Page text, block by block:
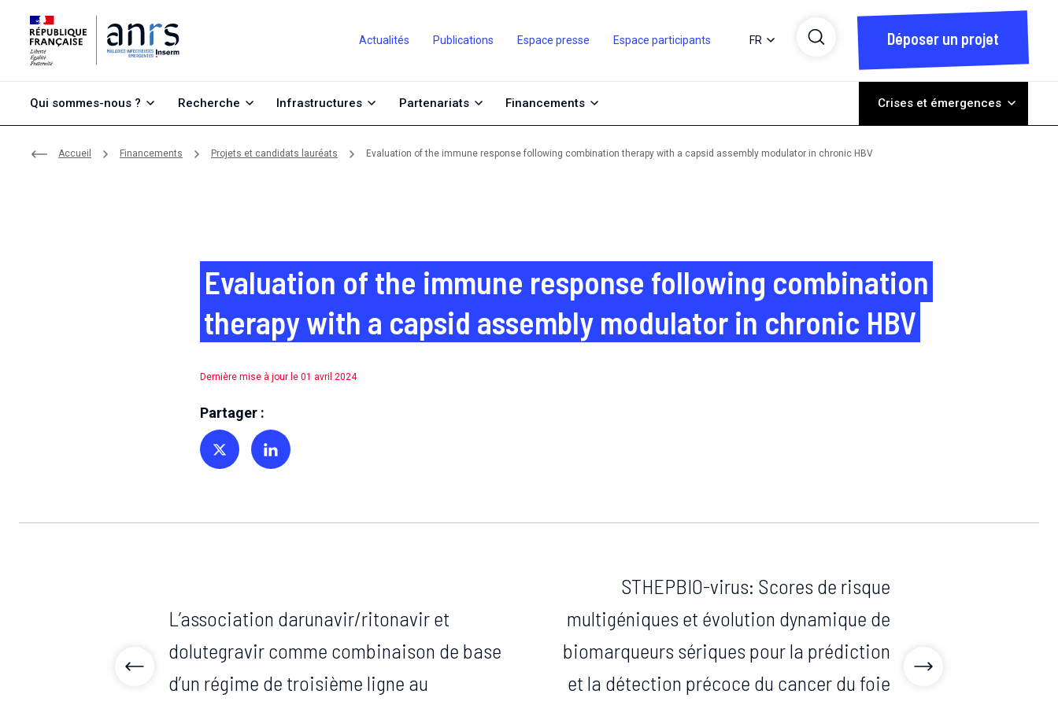
Actualités Publications Espace presse Espace participants FR Déposer un projet
Qui sommes-nous ? Recherche Infrastructures Partenariats Financements Crises et émergences
Accueil Financements Projets et candidats lauréats Evaluation of the immune response following combination therapy with a capsid assembly modulator in chronic HBV
Evaluation of the immune response following combination
therapy with a capsid assembly modulator in chronic HBV
Dernière mise à jour le 01 avril 2024
Partager :
Partager sur TwitterPartager sur Linkedin
L’association darunavir/ritonavir et
dolutegravir comme combinaison de base
d’un régime de troisième ligne au
STHEPBIO-virus: Scores de risque
multigéniques et évolution dynamique de
biomarqueurs sériques pour la prédiction
et la détection précoce du cancer du foie